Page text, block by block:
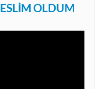
OLDUM